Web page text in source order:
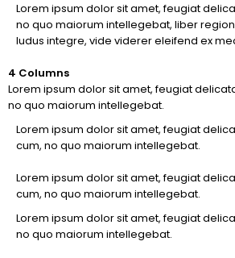
Lorem ipsum dolor sit amet, feugiat
no quo maiorum intellegebat, liber
ludus integre, vide viderer eleifend ex
4 Columns
Lorem ipsum dolor sit amet, feugiat
no quo maiorum intellegebat.
Lorem ipsum dolor sit amet, feugiat
cum, no quo maiorum intellegebat.
Lorem ipsum dolor sit amet, feugiat
cum, no quo maiorum intellegebat.
Lorem ipsum dolor sit amet, feugiat
no quo maiorum intellegebat.